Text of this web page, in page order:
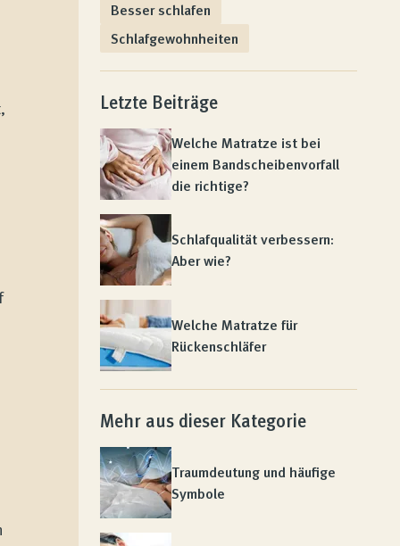
Besser schlafen
Schlafgewohnheiten
Letzte Beiträge
Welche Matratze ist bei
einem Bandscheibenvorfall
die richtige?
Schlafqualität verbessern:
Aber wie?
Welche Matratze für
Rückenschläfer
Mehr aus dieser Kategorie
Traumdeutung und häufige
Symbole